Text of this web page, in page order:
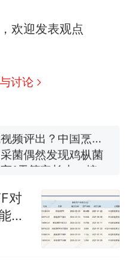
欢迎发表观点
讨论
床头放菜刀的女孩，
菌偶然发现鸡枞菌
1天等它长大：挖了
者直呼震惊 （视频
消息）
第二名传话劝弃考
子饺子，美国怕什
对
源